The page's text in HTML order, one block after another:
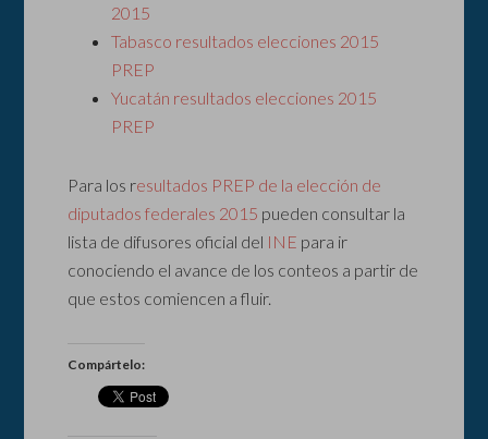
2015
Tabasco resultados elecciones 2015
PREP
Yucatán resultados elecciones 2015
PREP
Para los resultados PREP de la elección de
diputados federales 2015 pueden consultar la
lista de difusores oficial del INE para ir
conociendo el avance de los conteos a partir de
que estos comiencen a fluir.
Compártelo: